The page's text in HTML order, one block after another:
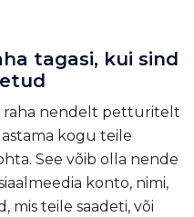
tagasi, kui sind
raha nendelt petturitelt
kogu teile
See võib olla nende
konto, nimi,
mis teile saadeti, või